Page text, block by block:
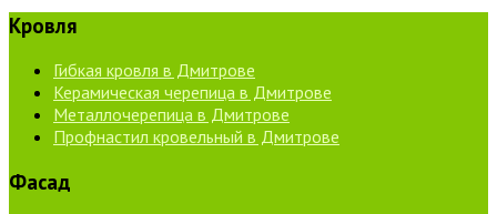
Кровля
Гибкая кровля в Дмитрове
Керамическая черепица в Дмитрове
Металлочерепица в Дмитрове
Профнастил кровельный в Дмитрове
Фасад